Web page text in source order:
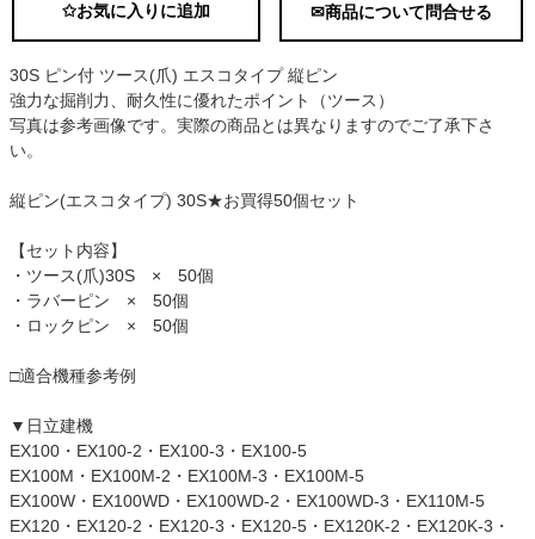
✩お気に入りに追加 ✉商品について問合せる
30S ピン付 ツース(爪) エスコタイプ 縦ピン
強力な掘削力、耐久性に優れたポイント（ツース）
写真は参考画像です。実際の商品とは異なりますのでご了承下さ
い。
縦ピン(エスコタイプ) 30S★お買得50個セット
【セット内容】
・ツース(爪)30S × 50個
・ラバーピン × 50個
・ロックピン × 50個
□適合機種参考例
▼日立建機
EX100・EX100-2・EX100-3・EX100-5
EX100M・EX100M-2・EX100M-3・EX100M-5
EX100W・EX100WD・EX100WD-2・EX100WD-3・EX110M-5
EX120・EX120-2・EX120-3・EX120-5・EX120K-2・EX120K-3・